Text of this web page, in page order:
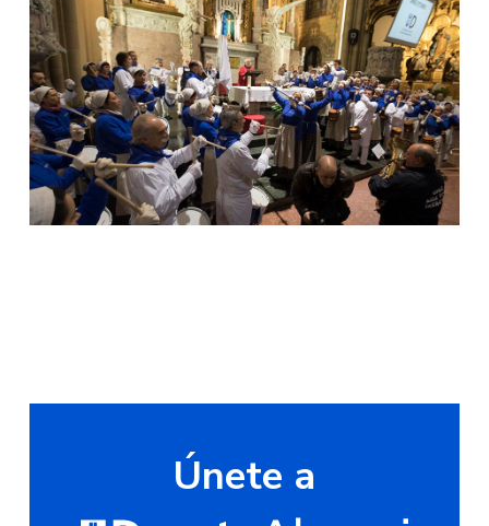
Únete a